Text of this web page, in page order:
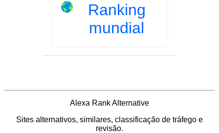
Ranking
mundial
Alexa Rank Alternative
Sites alternativos, similares, classificação de tráfego e
revisão.